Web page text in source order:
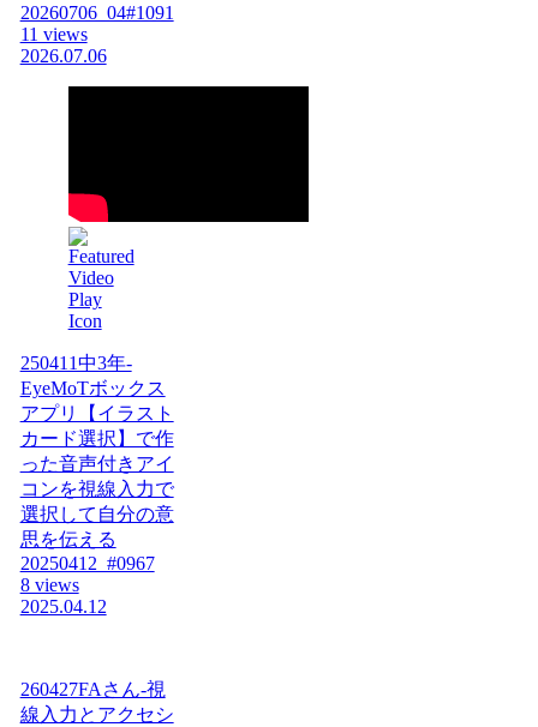
20260706_04#1091
11 views
2026.07.06
250411中3年-
EyeMoTボックス
アプリ【イラスト
カード選択】で作
った音声付きアイ
コンを視線入力で
選択して自分の意
思を伝える
20250412_#0967
8 views
2025.04.12
260427FAさん-視
線入力とアクセシ